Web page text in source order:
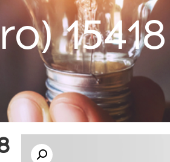
15418